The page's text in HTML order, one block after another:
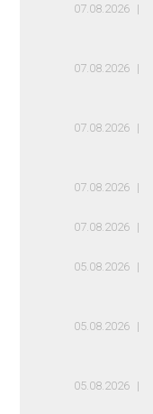
07.08.2026
07.08.2026
07.08.2026
07.08.2026
07.08.2026
05.08.2026
05.08.2026
05.08.2026